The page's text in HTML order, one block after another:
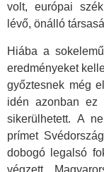
volt, európai
lévő, önálló
Hiába a
eredményeket
győztesnek még
idén azonban ez
sikerülhetett. A
prímet
dobogó legalsó
végzett.